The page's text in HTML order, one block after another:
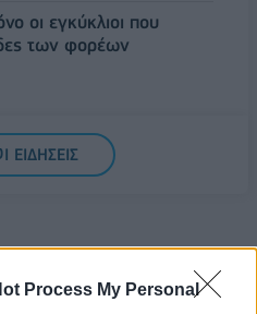
Process My Personal
οι εγκύκλιοι που
των φορέων
ΕΙΔΗΣΕΙΣ